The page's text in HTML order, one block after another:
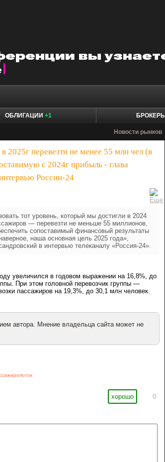
ОБЛИГАЦИИ +1 БРОКЕРЫ
Новости рынков
2025г перевезти не менее 55 млн чел (в
с 2024г прибыль - глава
России-24
тот уровень, который мы достигли в 2024
— перевезти не меньше 55 миллионов,
сопоставимый финансовый результаты
наша основная цель 2025 года»,
в интервью телеканалу «Россия-24».
увеличился в годовом выражении на 16,8%, до
При этом головной перевозчик группы —
пассажиров на 19,3%, до 30,1 млн человек.
автора. Мнение владельца сайта может не
хорошо
0